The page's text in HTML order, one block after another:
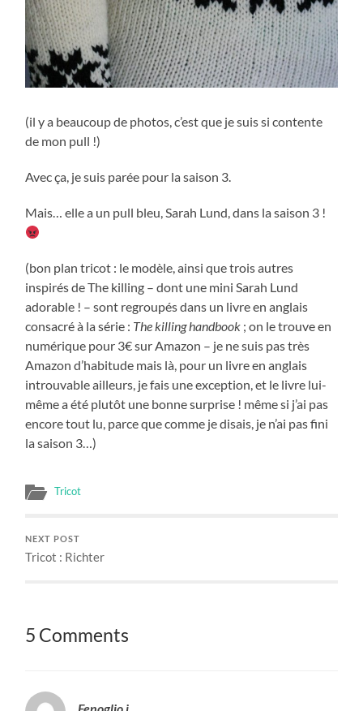
(il y a beaucoup de photos, c’est que je suis si contente
de mon pull !)
Avec ça, je suis parée pour la saison 3.
Mais… elle a un pull bleu, Sarah Lund, dans la saison 3 !
(bon plan tricot : le modèle, ainsi que trois autres
inspirés de The killing – dont une mini Sarah Lund
adorable ! – sont regroupés dans un livre en anglais
consacré à la série : The killing handbook ; on le trouve en
numérique pour 3€ sur Amazon – je ne suis pas très
Amazon d’habitude mais là, pour un livre en anglais
introuvable ailleurs, je fais une exception, et le livre lui-
même a été plutôt une bonne surprise ! même si j’ai pas
encore tout lu, parce que comme je disais, je n’ai pas fini
la saison 3…)
Tricot
NEXT POST
Tricot : Richter
5 Comments